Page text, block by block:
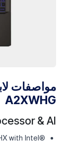
A2XWHG
& AI
with Intel®